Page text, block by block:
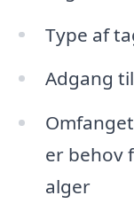
Type af
Adgang
er behov
alger